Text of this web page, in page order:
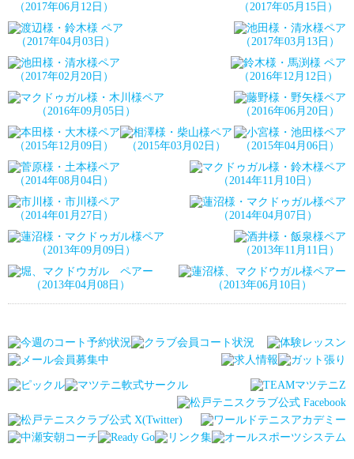
（2017年06月12日） （2017年05月15日）
（2017年04月03日） （2017年03月13日）
（2017年02月20日） （2016年12月12日）
（2016年09月05日） （2016年06月20日）
（2015年12月09日） （2015年04月06日）
（2015年03月02日）
（2014年11月10日）
（2014年08月04日）
（2014年04月07日）
（2014年01月27日）
（2013年11月11日）
（2013年09月09日）
（2013年06月10日）
（2013年04月08日）